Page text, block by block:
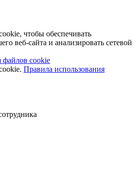
чтобы обеспечивать
веб-сайта и анализировать сетевой
файлов cookie
Правила использования